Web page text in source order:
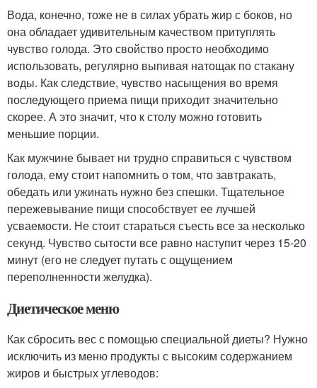
Вода, конечно, тоже не в силах убрать жир с боков, но
она обладает удивительным качеством притуплять
чувство голода. Это свойство просто необходимо
использовать, регулярно выпивая натощак по стакану
воды. Как следствие, чувство насыщения во время
последующего приема пищи приходит значительно
скорее. А это значит, что к столу можно готовить
меньшие порции.
Как мужчине бывает ни трудно справиться с чувством
голода, ему стоит напомнить о том, что завтракать,
обедать или ужинать нужно без спешки. Тщательное
пережевывание пищи способствует ее лучшей
усваемости. Не стоит стараться съесть все за несколько
секунд. Чувство сытости все равно наступит через 15-20
минут (его не следует путать с ощущением
переполненности желудка).
Диетическое меню
Как сбросить вес с помощью специальной диеты? Нужно
исключить из меню продукты с высоким содержанием
жиров и быстрых углеводов: